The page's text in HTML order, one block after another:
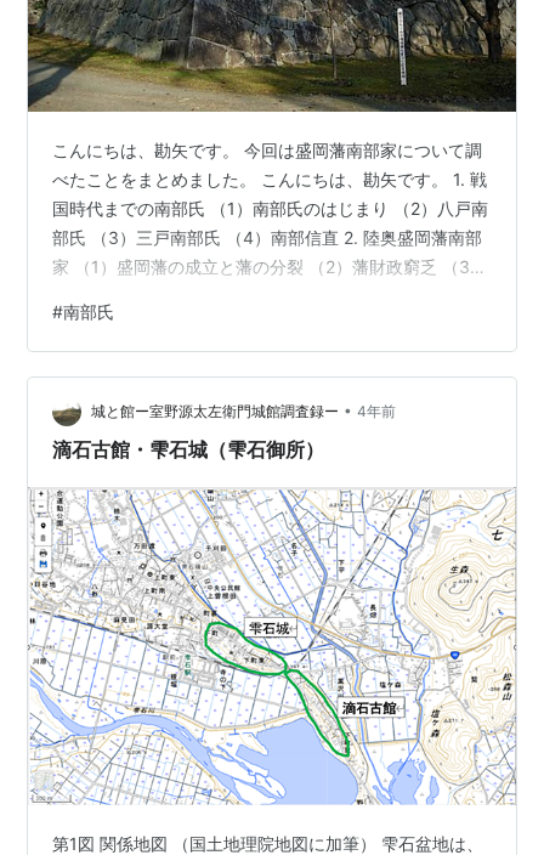
こんにちは、勘矢です。 今回は盛岡藩南部家について調
べたことをまとめました。 こんにちは、勘矢です。 1. 戦
国時代までの南部氏 （1）南部氏のはじまり （2）八戸南
部氏 （3）三戸南部氏 （4）南部信直 2. 陸奥盛岡藩南部
家 （1）盛岡藩の成立と藩の分裂 （2）藩財政窮乏 （3）
までの南部氏 （1）南部氏のはじまり 南部氏は甲斐国巨
摩郡南部郷（山梨県南巨摩郡南部町）の発祥で、清和源
氏武田氏の一族加賀美遠光の子 光行が祖という。1189
年、光行は源頼朝に従い奥州藤原氏討伐で戦功をあげ、
陸奥国糠部郡の地頭になったというが詳細は不詳であ
#南部氏
城と館ー室野源太左衛門城館調査録ー • 4年前
滴石古館・雫石城（雫石御所）
第1図 関係地図 （国土地理院地図に加筆） 雫石盆地は、